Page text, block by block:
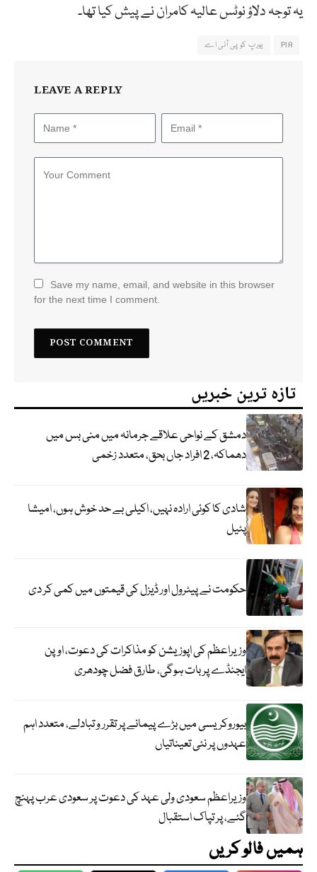
یہ توجہ دلاؤ نوٹس عالیہ کامران نے پیش کیا تھا۔
PIA یورپ کو پی آئی اے
LEAVE A REPLY
Save my name, email, and website in this browser
for the next time I comment.
تازہ ترین خبریں
دمشق کے نواحی علاقے جرمانہ میں منی بس میں
دھماکہ، 2 افراد جاں بحق، متعدد زخمی
شادی کا کوئی ارادہ نہیں، اکیلی بے حد خوش ہوں، امیشا
پٹیل
حکومت نے پیٹرول اور ڈیزل کی قیمتوں میں کمی کر دی
وزیراعظم کی اپوزیشن کو مذاکرات کی دعوت، اوپن
ایجنڈے پر بات ہوگی، طارق فضل چودھری
بیوروکریسی میں بڑے پیمانے پر تقرر و تبادلے، متعدد اہم
عہدوں پر نئی تعیناتیاں
وزیراعظم سعودی ولی عہد کی دعوت پر سعودی عرب پہنچ
گئے، پر تپاک استقبال
ہمیں فالو کریں